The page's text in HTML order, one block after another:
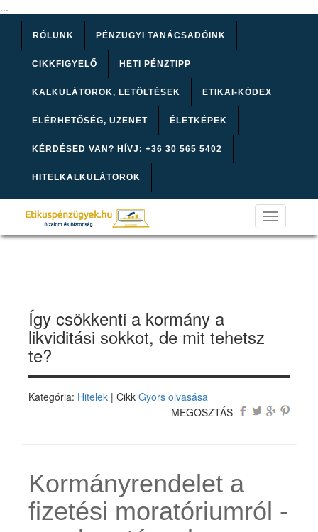
...
RÓLUNK PÉNZÜGYI TANÁCSADÓINK
CIKKFIGYELŐ HETI PÉNZTIPP
KALKULÁTOROK, LETÖLTÉSEK ETIKAI-KÓDEX
ELÉRHETŐSÉG, ÜZENET ÉLETKÉPEK
KÉRDÉSED VAN? HÍVJ: +36 30 565 5402
HITELKALKULÁTOROK
Toggle
navigation
Így csökkenti a kormány a
likviditási sokkot, de mit tehetsz
te?
Kategória: Hitelek | Cikk Gyors olvasása
MEGOSZTÁS
Kormányrendelet a
fizetési moratóriumról -